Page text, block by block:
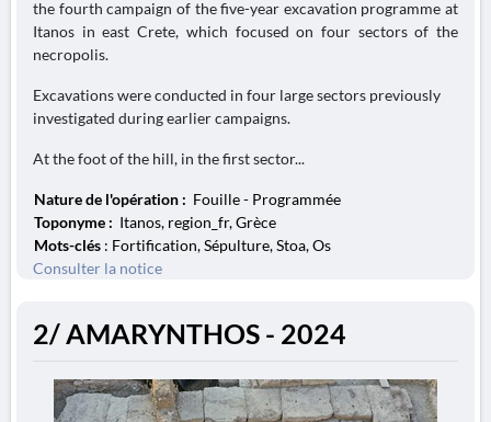
the fourth campaign of the five-year excavation programme at
Itanos in east Crete, which focused on four sectors of the
necropolis.
Excavations were conducted in four large sectors previously
investigated during earlier campaigns.
At the foot of the hill, in the first sector...
Nature de l'opération : Fouille - Programmée
Toponyme : Itanos, region_fr, Grèce
Mots-clés : Fortification, Sépulture, Stoa, Os
Consulter la notice
2/ AMARYNTHOS - 2024